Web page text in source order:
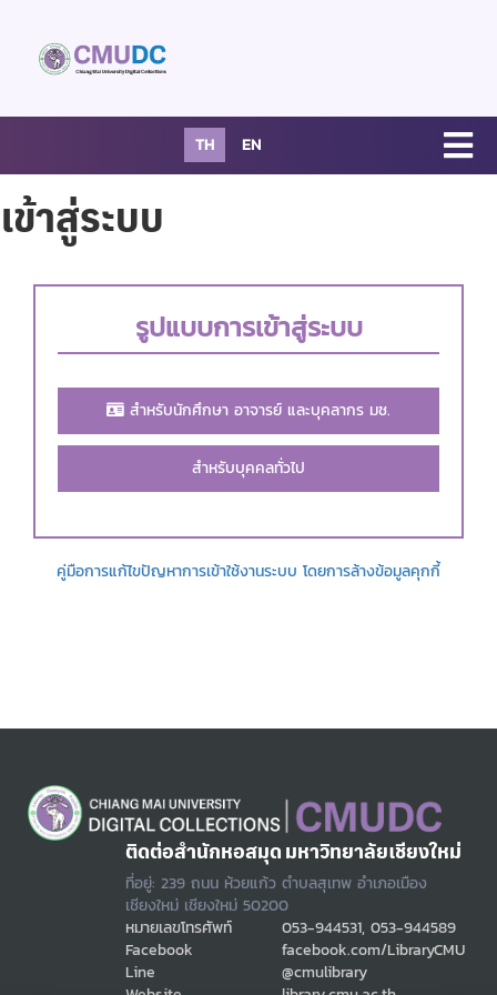
TH EN
เข้าสู่ระบบ
รูปแบบการเข้าสู่ระบบ
สำหรับนักศึกษา อาจารย์ และบุคลากร มช.
สำหรับบุคคลทั่วไป
คู่มือการแก้ไขปัญหาการเข้าใช้งานระบบ โดยการล้างข้อมูลคุกกี้
ติดต่อสำนักหอสมุด มหาวิทยาลัยเชียงใหม่
ที่อยู่: 239 ถนน ห้วยแก้ว ตำบลสุเทพ อำเภอเมือง
เชียงใหม่ เชียงใหม่ 50200
หมายเลขโทรศัพท์ 053-944531, 053-944589
Facebook
facebook.com/LibraryCMU
Line
@cmulibrary